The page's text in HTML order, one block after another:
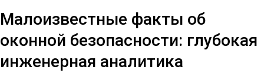
Малоизвестные факты об
оконной безопасности: глубокая
инженерная аналитика